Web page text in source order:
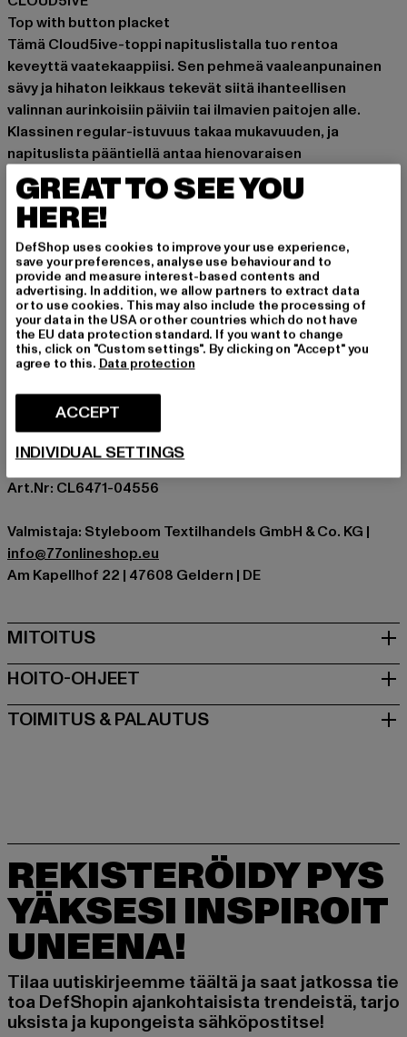
Top with button placket
Tämä Cloud5ive-toppi napituslistalla tuo rentoa
keveyttä vaatekaappiisi. Sen pehmeä vaaleanpunainen
sävy ja hihaton leikkaus tekevät siitä ihanteellisen
valinnan aurinkoisiin päiviin tai ilmavien paitojen alle.
Klassinen regular-istuvuus takaa mukavuuden, ja
napituslista pääntiellä antaa hienovaraisen
yksityiskohdan. Valmistettu pehmeästä 95% polyesterin
ja 5% elastaanin sekoituksesta, se istuu miellyttävästi ja
säilyttää muotonsa koko päivän. Yhdistä se vaivattomasti
farkkujen tai shortsien kanssa, niin saat selkeän ja
tyylikkään asun.
Tilaisuus: Arkivaatteet, Mukava, Business, Vapaa-aika
holkkityyppi: Hihaton
Sulkutyypit: Nappikiinnitys
Leikkaa: Regular
Kategoria: Puserot
Color: rosa
Valmistaja väri: old rose
Materiaalin koostumus: 95% Polyesteri, 5% Spandex
Art.Nr: CL6471-04556
Valmistaja: Styleboom Textilhandels GmbH & Co. KG |
info@77onlineshop.eu
Am Kapellhof 22 | 47608 Geldern | DE
MITOITUS
HOITO-OHJEET
TOIMITUS & PALAUTUS
REKISTERÖIDY PYS
YÄKSESI INSPIROIT
UNEENA!
Tilaa uutiskirjeemme täältä ja saat jatkossa tie
toa DefShopin ajankohtaisista trendeistä, tarjo
uksista ja kupongeista sähköpostitse!
GREAT TO SEE YOU
HERE!
DefShop uses cookies to improve your use experience,
save your preferences, analyse use behaviour and to
provide and measure interest-based contents and
advertising. In addition, we allow partners to extract data
or to use cookies. This may also include the processing of
your data in the USA or other countries which do not have
the EU data protection standard. If you want to change
this, click on "Custom settings". By clicking on "Accept" you
agree to this. Data protection
ACCEPT
INDIVIDUAL SETTINGS